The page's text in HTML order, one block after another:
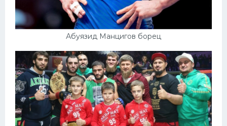
Абуязид Манцигов борец